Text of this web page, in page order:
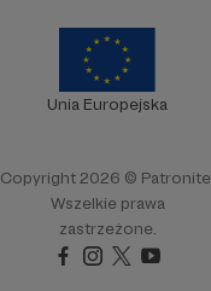
Unia Europejska
Copyright 2026 © Patronite.
Wszelkie prawa
zastrzeżone.